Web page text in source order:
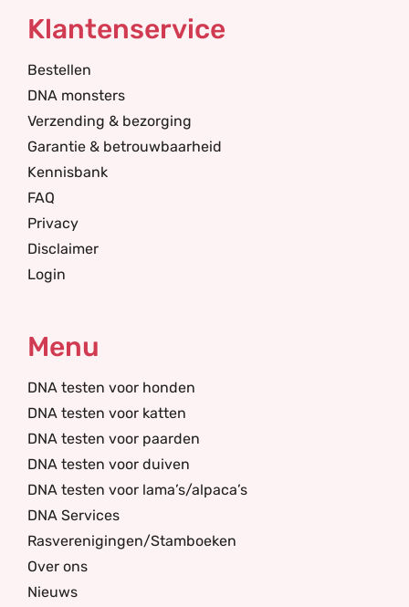
Klantenservice
Bestellen
DNA monsters
Verzending & bezorging
Garantie & betrouwbaarheid
Kennisbank
FAQ
Privacy
Disclaimer
Login
Menu
DNA testen voor honden
DNA testen voor katten
DNA testen voor paarden
DNA testen voor duiven
DNA testen voor lama’s/alpaca’s
DNA Services
Rasverenigingen/Stamboeken
Over ons
Nieuws